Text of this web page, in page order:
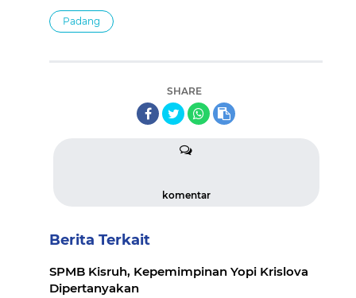
Padang
SHARE
komentar
Berita Terkait
SPMB Kisruh, Kepemimpinan Yopi Krislova
Dipertanyakan